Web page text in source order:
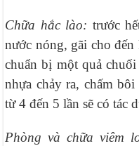
Chữa hắc lào: trước
nước nóng, gãi cho
chuẩn bị một quả
nhựa chảy ra, chấm
từ 4 đến 5 lần sẽ có tác
Phòng và chữa viêm